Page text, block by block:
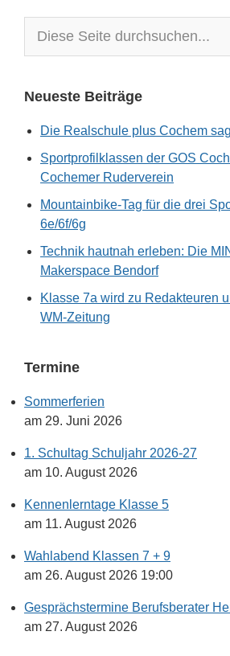
Neueste Beiträge
Die Realschule plus Cochem
Sportprofilklassen der GOS
Cochemer Ruderverein
Mountainbike-Tag für die drei
6e/6f/6g
Technik hautnah erleben: Die
Makerspace Bendorf
Klasse 7a wird zu Redakteuren
WM-Zeitung
Termine
Sommerferien
am 29. Juni 2026
1. Schultag Schuljahr 2026-27
am 10. August 2026
Kennenlerntage Klasse 5
am 11. August 2026
Wahlabend Klassen 7 + 9
am 26. August 2026 19:00
Gesprächstermine Berufsberater
am 27. August 2026